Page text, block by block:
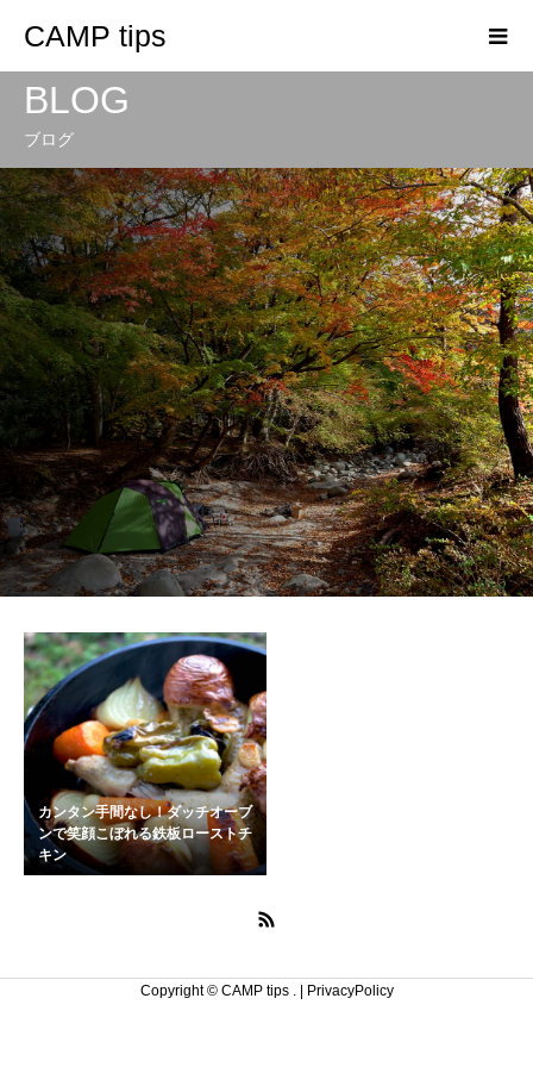
CAMP tips
BLOG
ブログ
カンタン手間なし！ダッチオーブ
ンで笑顔こぼれる鉄板ローストチ
キン
Copyright © CAMP tips . | PrivacyPolicy